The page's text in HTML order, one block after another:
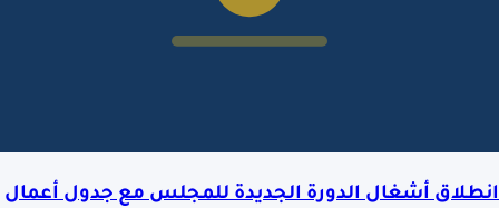
انطلاق أشغال الدورة الجديدة للمجلس مع جدول أعمال